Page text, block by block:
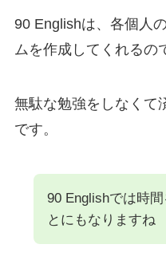
90 Englishは、各個人
ムを作成してくれるの
無駄な勉強をしなくて
です。
90 Englishでは時
とにもなりますね